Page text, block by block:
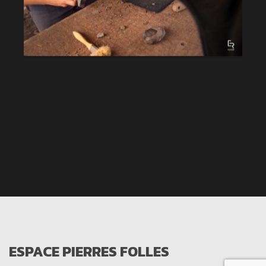
ESPACE PIERRES FOLLES